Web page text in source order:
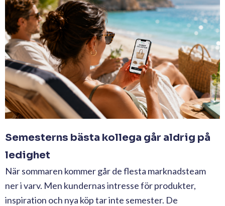
Semesterns bästa kollega går aldrig på
ledighet
När sommaren kommer går de flesta marknadsteam
ner i varv. Men kundernas intresse för produkter,
inspiration och nya köp tar inte semester. De